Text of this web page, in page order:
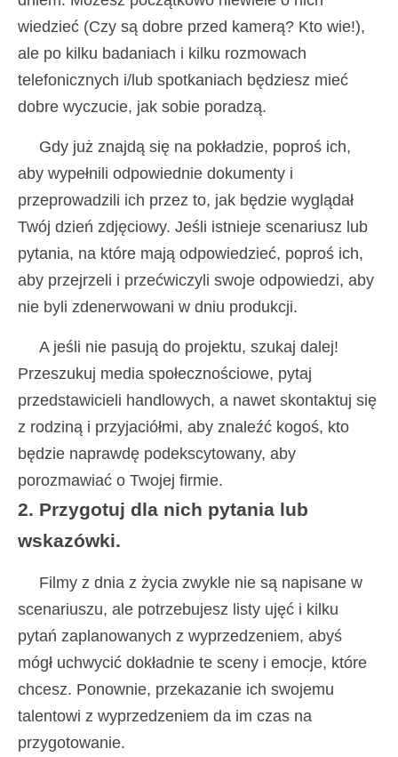
wiedzieć (Czy są dobre przed kamerą? Kto wie!),
ale po kilku badaniach i kilku rozmowach
telefonicznych i/lub spotkaniach będziesz mieć
dobre wyczucie, jak sobie poradzą.
Gdy już znajdą się na pokładzie, poproś ich,
aby wypełnili odpowiednie dokumenty i
przeprowadzili ich przez to, jak będzie wyglądał
Twój dzień zdjęciowy. Jeśli istnieje scenariusz lub
pytania, na które mają odpowiedzieć, poproś ich,
aby przejrzeli i przećwiczyli swoje odpowiedzi, aby
nie byli zdenerwowani w dniu produkcji.
A jeśli nie pasują do projektu, szukaj dalej!
Przeszukuj media społecznościowe, pytaj
przedstawicieli handlowych, a nawet skontaktuj się
z rodziną i przyjaciółmi, aby znaleźć kogoś, kto
będzie naprawdę podekscytowany, aby
porozmawiać o Twojej firmie.
2. Przygotuj dla nich pytania lub
wskazówki.
Filmy z dnia z życia zwykle nie są napisane w
scenariuszu, ale potrzebujesz listy ujęć i kilku
pytań zaplanowanych z wyprzedzeniem, abyś
mógł uchwycić dokładnie te sceny i emocje, które
chcesz. Ponownie, przekazanie ich swojemu
talentowi z wyprzedzeniem da im czas na
przygotowanie.